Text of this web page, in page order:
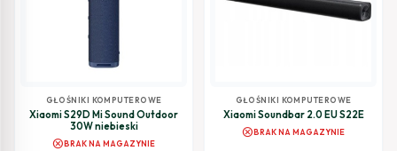
GŁOŚNIKI KOMPUTEROWE
Xiaomi S29D Mi Sound Outdoor
30W niebieski
cancelBRAK NA MAGAZYNIE
GŁOŚNIKI KOMPUTEROWE
Xiaomi Soundbar 2.0 EU S22E
cancelBRAK NA MAGAZYNIE